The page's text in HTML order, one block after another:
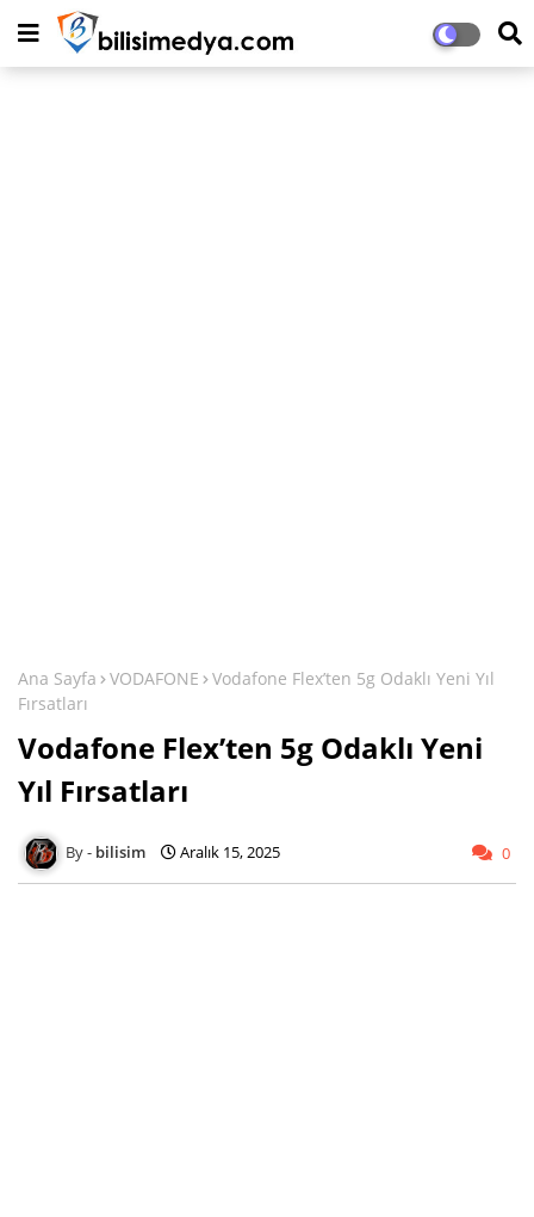
Ana Sayfa VODAFONE
Vodafone Flex’ten 5g Odaklı Yeni Yıl
Fırsatları
Vodafone Flex’ten 5g Odaklı Yeni
Yıl Fırsatları
bilisim Aralık 15, 2025 0